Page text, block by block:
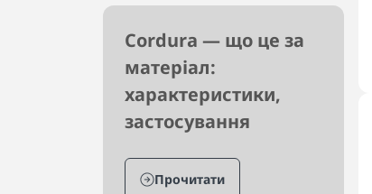
Cordura — що це за
матеріал:
характеристики,
застосування
Прочитати